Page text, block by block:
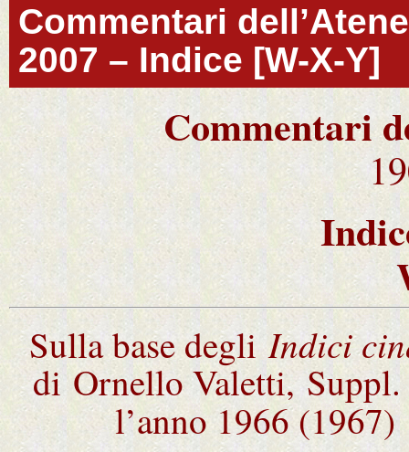
Commentari
2007 – Indice [W-X-Y]
Commentari
Sulla base degliIndici
di Ornello Valetti, Suppl.
l’anno 1966